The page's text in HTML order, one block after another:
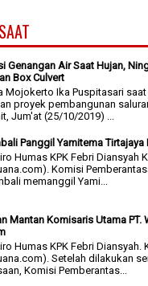
Genangan Air Saat Hujan,
Box Culvert
Mojokerto Ika Puspitasari saat
proyek pembangunan
Jum'at (25/10/2019) ...
Panggil Yamitema
Humas KPK Febri Diansyah
Komisi
memanggil Yami...
Mantan Komisaris Utama PT.
Humas KPK Febri Diansyah.
Setelah dilakukan
Komisi Pemberantas...